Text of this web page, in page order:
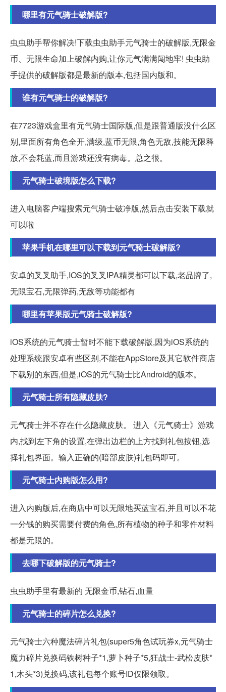
哪里有元气骑士破解版?
虫虫助手帮你解决!下载虫虫助手元气骑士的破解版,无限金
币、无限生命加上破解内购,让你元气满满闯地牢! 虫虫助
手提供的破解版都是最新的版本,包括国内版和。
谁有元气骑士的破解版?
在7723游戏盒里有元气骑士国际版,但是跟普通版没什么区
别,里面所有角色全开,满级,蓝币无限,角色无敌,技能无限释
放,不会耗蓝,而且游戏还没有病毒。总之很。
元气骑士破境版怎么下载?
进入电脑客户端搜索元气骑士破净版,然后点击安装下载就
可以啦
苹果手机在哪里可以下载到元气骑士破解版?
安卓的叉叉助手,IOS的叉叉IPA精灵都可以下载,老品牌了,
无限宝石,无限弹药,无敌等功能都有
哪里有苹果版元气骑士破解版?
iOS系统的元气骑士暂时不能下载破解版,因为iOS系统的
处理系统跟安卓有些区别,不能在AppStore及其它软件商店
下载别的东西,但是,iOS的元气骑士比Android的版本。
元气骑士所有隐藏皮肤?
元气骑士并不存在什么隐藏皮肤。 进入《元气骑士》游戏
内,找到左下角的设置,在弹出边栏的上方找到礼包按钮,选
择礼包界面。输入正确的(暗部皮肤)礼包码即可。
元气骑士内购版怎么用?
进入内购版后,在商店中可以无限地买蓝宝石,并且可以不花
一分钱的购买需要付费的角色,所有植物的种子和零件材料
都是无限的。
去哪下破解版的元气骑士?
虫虫助手里有最新的 无限金币,钻石,血量
元气骑士的碎片怎么兑换?
元气骑士六种魔法碎片礼包(super5角色试玩券x,元气骑士
魔力碎片兑换码铁树种子*1,萝卜种子*5,狂战士-武松皮肤*
1,木头*3)兑换码,该礼包每个账号ID仅限领取。